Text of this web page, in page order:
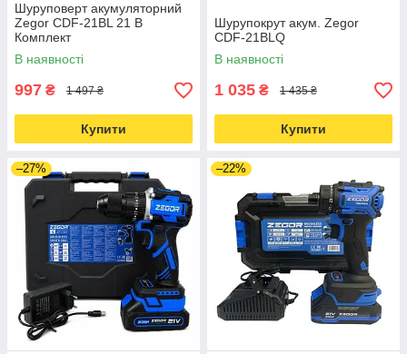
Шуруповерт акумуляторний
Zegor CDF-21BL 21 В
Комплект
В наявності
997 ₴ 1 497 ₴
Купити
Шурупокрут акум. Zegor
CDF-21BLQ
В наявності
1 035 ₴ 1 435 ₴
Купити
–27% –22%